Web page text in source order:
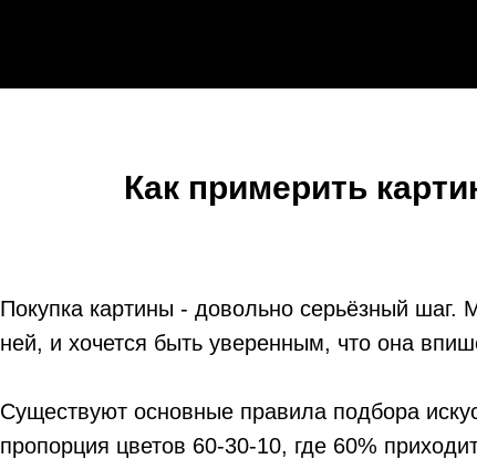
Как примерить
Покупка картины - довольно серьёзный шаг.
ней, и хочется быть уверенным, что она
Существуют основные правила подбора
пропорция цветов 60-30-10, где 60%